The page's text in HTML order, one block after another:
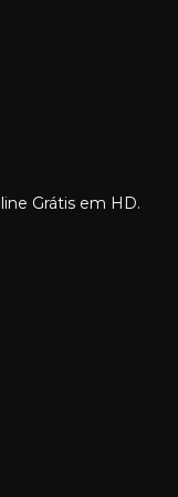
Grátis em HD.